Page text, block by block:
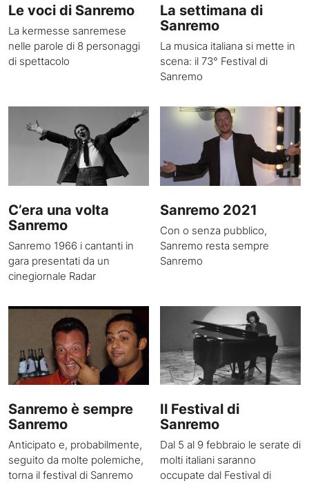
Le voci di Sanremo
La kermesse sanremese
nelle parole di 8 personaggi
di spettacolo
La settimana di
Sanremo
La musica italiana si mette in
scena: il 73° Festival di
Sanremo
C’era una volta
Sanremo
Sanremo 1966 i cantanti in
gara presentati da un
cinegiornale Radar
Sanremo 2021
Con o senza pubblico,
Sanremo resta sempre
Sanremo
Sanremo è sempre
Sanremo
Anticipato e, probabilmente,
seguito da molte polemiche,
torna il festival di Sanremo
Il Festival di
Sanremo
Dal 5 al 9 febbraio le serate di
molti italiani saranno
occupate dal Festival di